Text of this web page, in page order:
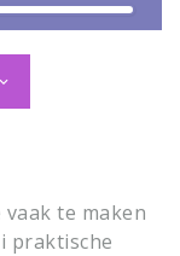
te maken
praktische